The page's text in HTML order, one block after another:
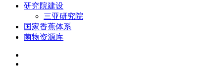
研究院建设
三亚研究院
国家香蕉体系
菌物资源库